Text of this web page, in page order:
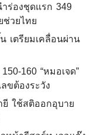
ำร่องชุดแรก 349
ช่วยไทย
เตรียมเคลื่อนผ่าน
160 “หมอเจด”
ขต้องระวัง
ใช้สติออกอุบาย